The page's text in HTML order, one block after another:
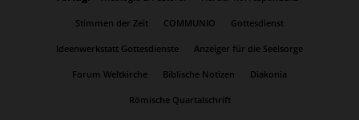
Stimmen der Zeit COMMUNIO Gottesdienst
Ideenwerkstatt Gottesdienste Anzeiger für die Seelsorge
Forum Weltkirche Biblische Notizen Diakonia
Römische Quartalschrift